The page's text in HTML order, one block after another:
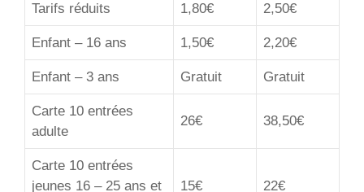
Tarifs réduits 1,80€ 2,50€
Enfant – 16 ans 1,50€ 2,20€
Enfant – 3 ans Gratuit Gratuit
Carte 10 entrées
adulte
26€ 38,50€
Carte 10 entrées
jeunes 16 – 25 ans et
15€ 22€